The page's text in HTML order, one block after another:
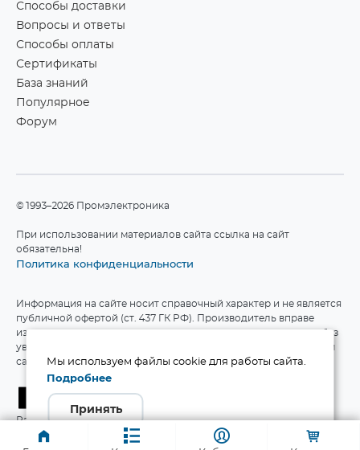
Способы доставки
Вопросы и ответы
Способы оплаты
Сертификаты
База знаний
Популярное
Форум
©1993–2026 Промэлектроника
При использовании материалов сайта ссылка на сайт
обязательна!
Политика конфиденциальности
Информация на сайте носит справочный характер и не является
публичной офертой (ст. 437 ГК РФ). Производитель вправе
изменять технические характеристики и комплект поставки без
уведомления. Актуальные данные приведены на официальном
сайте производителя.
Разработка сайта
Мы используем файлы cookie для работы сайта.
Подробнее
Принять